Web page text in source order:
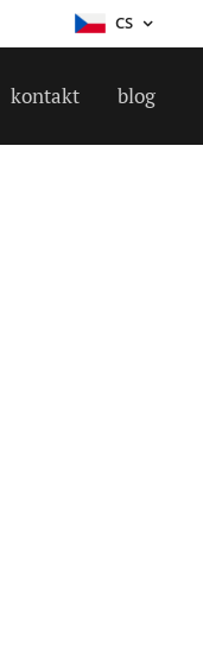
CS
kontakt blog